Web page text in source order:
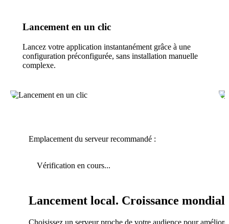
Lancement en un clic
Lancez votre application instantanément grâce à une
configuration préconfigurée, sans installation manuelle
complexe.
Emplacement du serveur recommandé :
Vérification en cours...
Lancement local. Croissance
Choisissez un serveur proche de votre audience pour